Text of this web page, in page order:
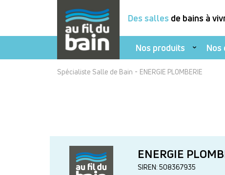
Des salles de bains à
Nos produits Nos
Spécialiste Salle de Bain - ENERGIE PLOMBERIE
ENERGIE
SIREN: 508367935